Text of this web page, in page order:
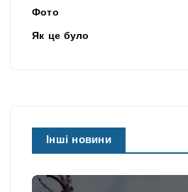
Фото
Як це було
Інші новини